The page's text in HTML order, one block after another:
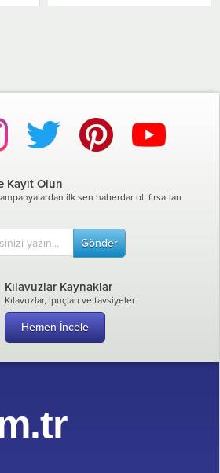
Kayıt Olun
ilk sen haberdar ol, fırsatları
Gönder
Kılavuzlar Kaynaklar
Kılavuzlar, ipuçları ve tavsiyeler
Hemen İncele